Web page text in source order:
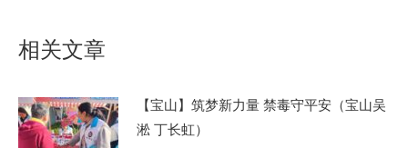
相关文章
【宝山】筑梦新力量 禁毒守平安（宝山吴
淞 丁长虹）